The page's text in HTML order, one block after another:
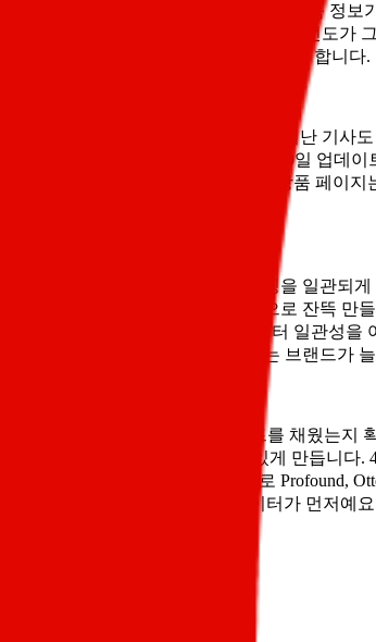
않아요. 둘째 Shopping Graph로, 같은 상품 정
을 통일한 브랜드의 AI Overviews 노출 빈도가
, 캡션, 주변 본문이 같은 이야기를 해야 합니다.
를 길게 쓰면 되나요?
은 부분이에요. AI Overviews는 1년 지난 기사
게 핵심입니다. ChatGPT는 최근 30일 업데
희가 권장하는 운영 리듬은 자사몰 상품 페이
?
다 카테고리 전문성과 스토리텔링을 일관되
뿐이에요. 같은 상품을 가짜 변형으로 잔뜩
팡, 카카오 선물하기 네 곳의 데이터 일관성
국어와 영문 두 버전으로 운영하는 브랜드가
품 피드 점검으로 모든 속성 필드를 채웠는지
LLM이 청크 단위로 가져갈 수 있게 만듭니다
채워둡니다. 6단계 인용 측정으로 Profound,
묶지 못합니다. 콘텐츠보다 데이터가 먼저예
.
이드 — 지오랭크